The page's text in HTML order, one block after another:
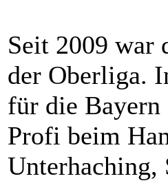
Seit 2009 war
der Oberliga.
für die
Profi beim
Unterhaching,